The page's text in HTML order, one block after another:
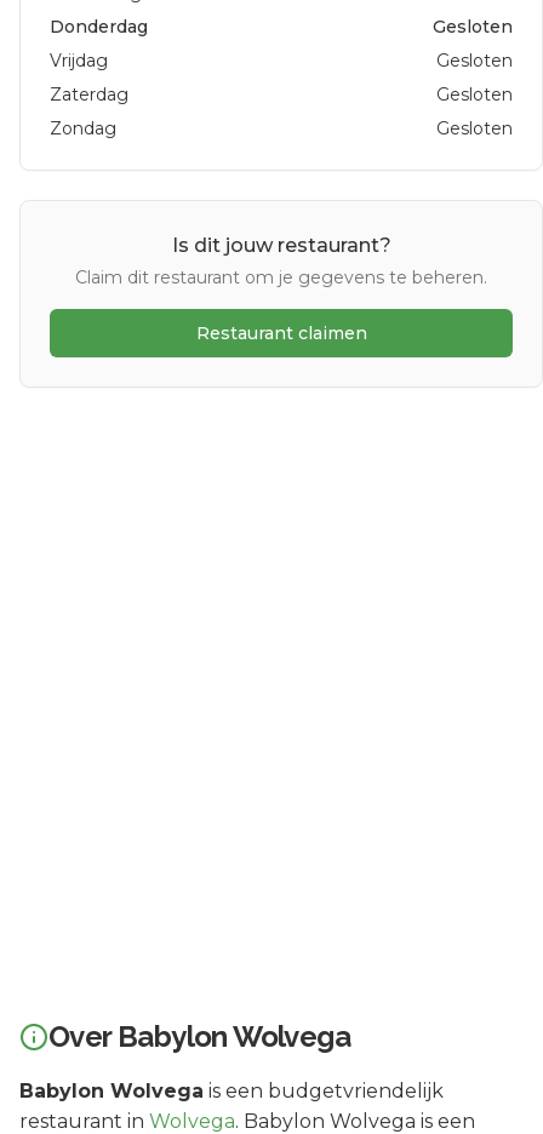
Donderdag
Gesloten
Vrijdag
Gesloten
Zaterdag
Gesloten
Zondag
Gesloten
Is dit jouw restaurant?
Claim dit restaurant om je gegevens te beheren.
Restaurant claimen
Over Babylon Wolvega
Babylon Wolvega is een budgetvriendelijk
restaurant in Wolvega. Babylon Wolvega is een